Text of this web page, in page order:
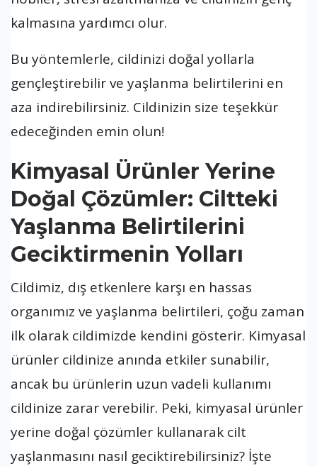
kalmasına yardımcı olur.
Bu yöntemlerle, cildinizi doğal yollarla
gençleştirebilir ve yaşlanma belirtilerini en
aza indirebilirsiniz. Cildinizin size teşekkür
edeceğinden emin olun!
Kimyasal Ürünler Yerine
Doğal Çözümler: Ciltteki
Yaşlanma Belirtilerini
Geciktirmenin Yolları
Cildimiz, dış etkenlere karşı en hassas
organımız ve yaşlanma belirtileri, çoğu zaman
ilk olarak cildimizde kendini gösterir. Kimyasal
ürünler cildinize anında etkiler sunabilir,
ancak bu ürünlerin uzun vadeli kullanımı
cildinize zarar verebilir. Peki, kimyasal ürünler
yerine doğal çözümler kullanarak cilt
yaşlanmasını nasıl geciktirebilirsiniz? İşte